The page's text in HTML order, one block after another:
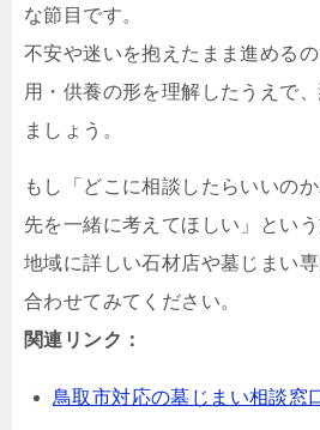
な節目です。
不安や迷いを抱えたまま進める
用・供養の形を理解したうえで
ましょう。
もし「どこに相談したらいいの
先を一緒に考えてほしい」という
地域に詳しい石材店や墓じまい
合わせてみてください。
関連リンク：
鳥取市対応の墓じまい相談窓